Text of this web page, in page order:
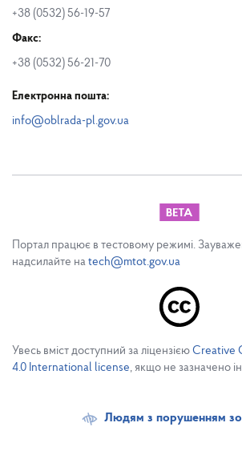
+38 (0532) 56-19-57
Факс:
+38 (0532) 56-21-70
Електронна пошта:
info@oblrada-pl.gov.ua
Портал працює в тестовому режимі.
надсилайте на tech@mtot.gov.ua
Увесь вміст доступний за ліцензією Creative
4.0 International license, якщо не зазначено
Людям з порушенням